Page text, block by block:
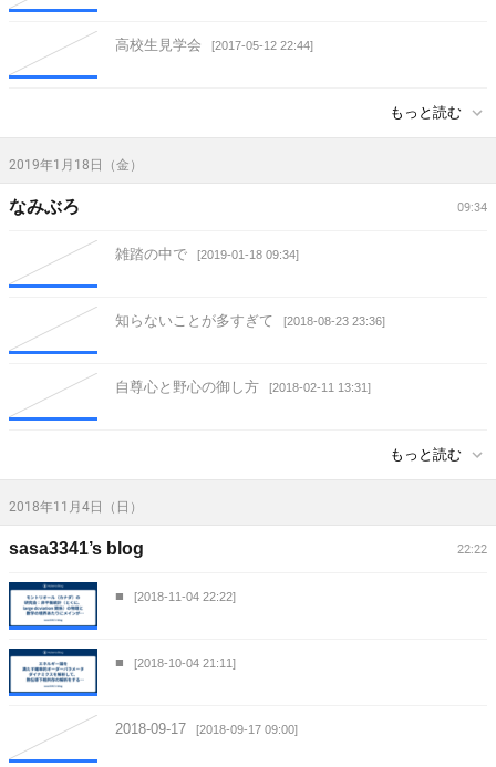
高校生見学会 [2017-05-12 22:44]
もっと読む
2019年1月18日（金）
09:34
なみぶろ
雑踏の中で [2019-01-18 09:34]
知らないことが多すぎて [2018-08-23 23:36]
自尊心と野心の御し方 [2018-02-11 13:31]
もっと読む
2018年11月4日（日）
22:22
sasa3341’s blog
■ [2018-11-04 22:22]
■ [2018-10-04 21:11]
2018-09-17 [2018-09-17 09:00]